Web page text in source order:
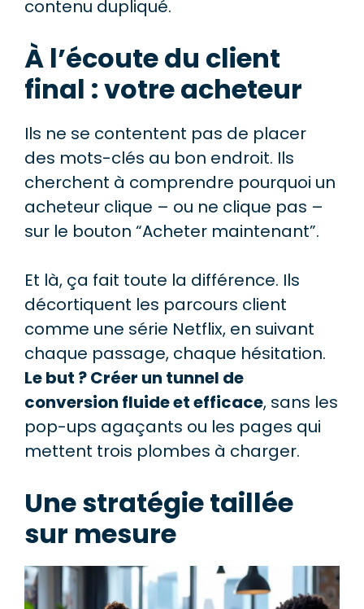
contenu dupliqué.
À l’écoute du client
final : votre acheteur
Ils ne se contentent pas de placer
des mots-clés au bon endroit. Ils
cherchent à comprendre pourquoi un
acheteur clique – ou ne clique pas –
sur le bouton “Acheter maintenant”.
Et là, ça fait toute la différence. Ils
décortiquent les parcours client
comme une série Netflix, en suivant
chaque passage, chaque hésitation.
Le but ? Créer un tunnel de
conversion fluide et efficace, sans les
pop-ups agaçants ou les pages qui
mettent trois plombes à charger.
Une stratégie taillée
sur mesure